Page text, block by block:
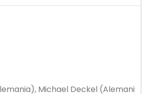
Michael Deckel (Alemani